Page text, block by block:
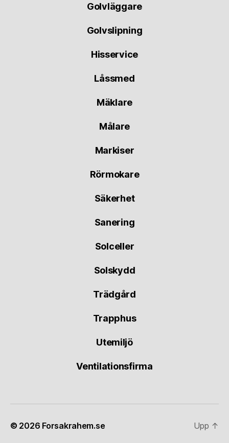
Golvläggare
Golvslipning
Hisservice
Låssmed
Mäklare
Målare
Markiser
Rörmokare
Säkerhet
Sanering
Solceller
Solskydd
Trädgård
Trapphus
Utemiljö
Ventilationsfirma
© 2026 Forsakrahem.se Upp ↑